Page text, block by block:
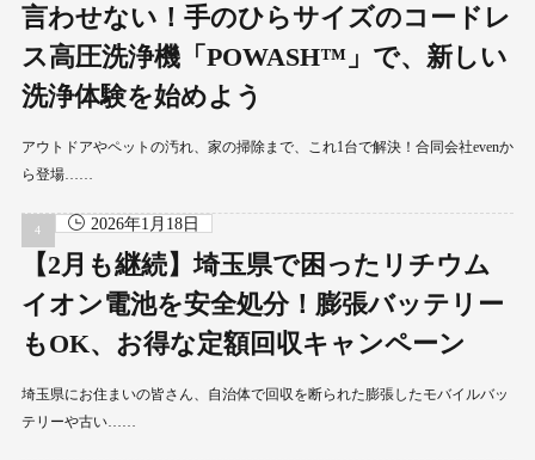
言わせない！手のひらサイズのコードレ
ス高圧洗浄機「POWASH™」で、新しい
洗浄体験を始めよう
アウトドアやペットの汚れ、家の掃除まで、これ1台で解決！合同会社evenか
ら登場……
2026年1月18日
【2月も継続】埼玉県で困ったリチウム
イオン電池を安全処分！膨張バッテリー
もOK、お得な定額回収キャンペーン
埼玉県にお住まいの皆さん、自治体で回収を断られた膨張したモバイルバッ
テリーや古い……